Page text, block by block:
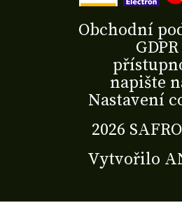
2026
Vytvořilo
Obchodní
GDPR
napište
Nastavení